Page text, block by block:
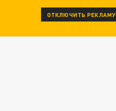
ОТКЛЮЧИТЬ РЕКЛАМУ